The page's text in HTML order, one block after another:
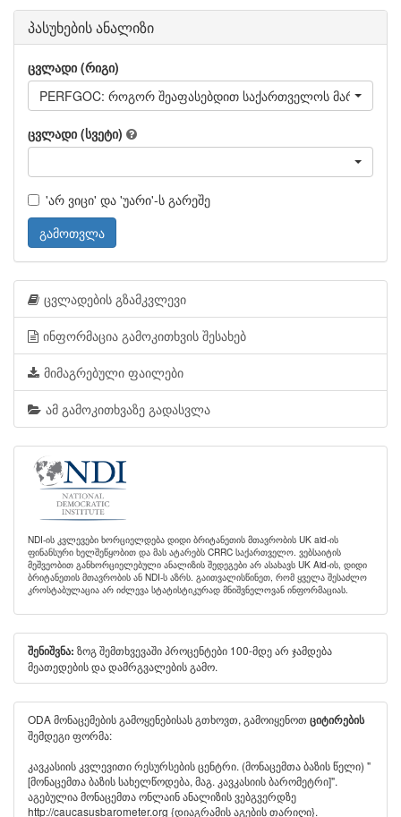
პასუხების ანალიზი
ცვლადი (რიგი)
PERFGOC: როგორ შეაფასებდით საქართველოს
ცვლადი (სვეტი)
'არ ვიცი' და 'უარი'-ს გარეშე
გამოთვლა
ცვლადების გზამკვლევი
ინფორმაცია გამოკითხვის შესახებ
მიმაგრებული ფაილები
ამ გამოკითხვაზე გადასვლა
NDI-ის კვლევები ხორციელდება დიდი ბრიტანეთის მთავრობის UK aid-ის
ფინანსური ხელშეწყობით და მას ატარებს CRRC საქართველო. ვებსაიტის
მეშვეობით განხორციელებული ანალიზის შედეგები არ ასახავს UK Aid-ის, დიდი
ბრიტანეთის მთავრობის ან NDI-ს აზრს. გაითვალისწინეთ, რომ ყველა შესაძლო
კროსტაბულაცია არ იძლევა სტატისტიკურად მნიშვნელოვან ინფორმაციას.
შენიშვნა: ზოგ შემთხვევაში პროცენტები 100-მდე არ ჯამდება
მეათედების და დამრგვალების გამო.
ODA მონაცემების გამოყენებისას გთხოვთ, გამოიყენოთ ციტირების
შემდეგი ფორმა:
კავკასიის კვლევითი რესურსების ცენტრი. (მონაცემთა ბაზის წელი) "
[მონაცემთა ბაზის სახელწოდება, მაგ. კავკასიის ბარომეტრი]".
აგებულია მონაცემთა ონლაინ ანალიზის ვებგვერდზე
http://caucasusbarometer.org {დიაგრამის აგების თარიღი}.